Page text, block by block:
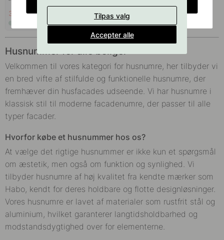
387 kr 455 kr
Husnummer for alle boliger
Velkommen til vores kategori for husnumre, her tilbyder vi
en bred vifte af stilfulde og funktionelle husnumre, der
fremhæver din husfacades udseende. Vi har husnumre i
klassisk stil til moderne facadenumre, der passer til alle
typer facader.
Hvorfor købe et husnummer hos os?
At vælge det rigtige husnummer er ikke kun et spørgsmål
om æstetik, men også om funktion og synlighed. Vi
tilbyder husnumre af høj kvalitet fra kendte mærker som
Habo, kendt for deres holdbare og flotte designløsninger.
Vores husnumre er lavet af materialer som rustfrit stål og
aluminium, hvilket garanterer langtidsholdbarhed og
modstandsdygtighed over for elementerne.
Tilpas valg
Accepter alle